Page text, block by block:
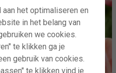
het optimaliseren en
in het belang van
we cookies.
te klikken ga je
gebruik van cookies.
te klikken vind je